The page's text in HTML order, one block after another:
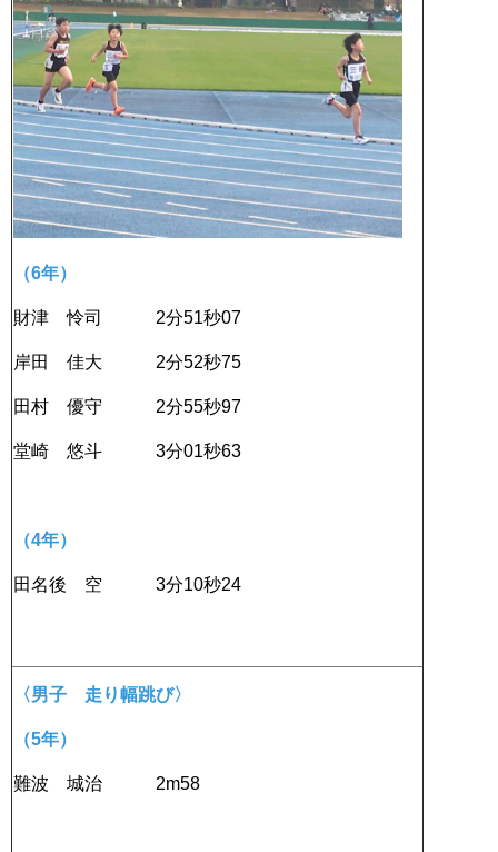
（6年）
財津 怜司 2分51秒07
岸田 佳大 2分52秒75
田村 優守 2分55秒97
堂崎 悠斗 3分01秒63
（4年）
田名後 空 3分10秒24
〈男子 走り幅跳び〉
（5年）
難波 城治 2m58